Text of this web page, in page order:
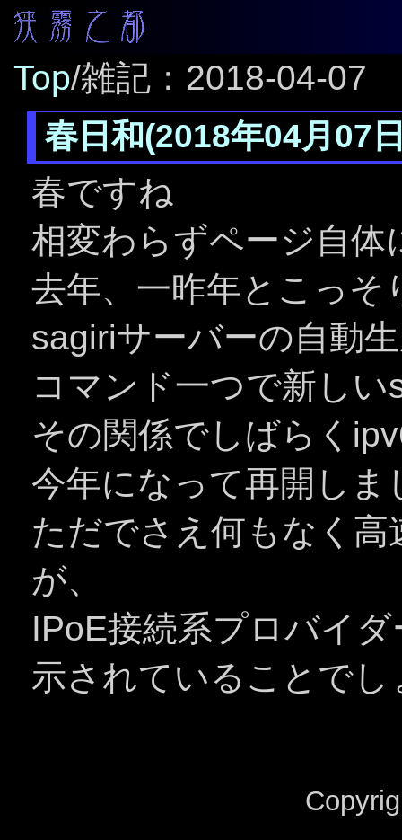
Top/雑記：2018-04-07
春日和(2018年04月07
春ですね
相変わらずページ自
去年、一昨年とこっ
sagiriサーバーの自動
コマンド一つで新し
その関係でしばらく
今年になって再開しま
ただでさえ何もなく
が、
IPoE接続系プロバイ
示されていることで